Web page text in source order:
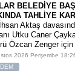
BELEDİYE
TAHLİYE
Aktaş
Utku Caner
Özcan Zenger için
2026 Perşembe